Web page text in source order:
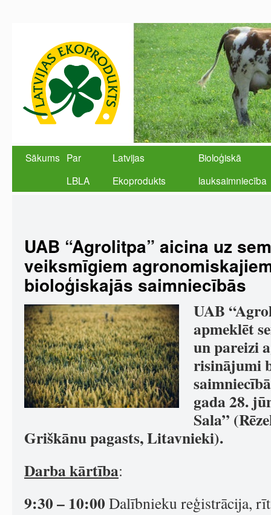
Sākums Par
LBLA
Latvijas
Ekoprodukts
Bioloģiskā
lauksaimniecība
UAB “Agrolitpa” aicina uz
veiksmīgiem
bioloģiskajās saimniecībās
UAB
apmeklēt
un pareizi
risinājumi
gada 28.
Sala”
Griškānu pagasts, Litavnieki).
Darba kārtība:
9:30 – 10:00 Dalībnieku reģistrācija,